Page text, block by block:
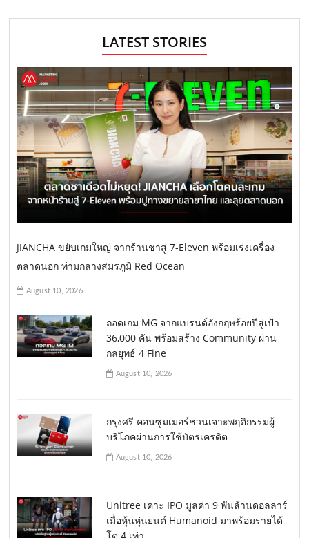
LATEST STORIES
JIANCHA ขยับเกมใหญ่ จากร้านชาสู่ 7-Eleven พร้อมเร่งเครื่อง
ตลาดนอก ท่ามกลางสมรภูมิ Red Ocean
August 10, 2026
ถอดเกม MG จากแบรนด์อังกฤษร้อยปีสู่เป้า
36,000 คัน พร้อมสร้าง Community ผ่าน
กลยุทธ์ 4 Fine
August 10, 2026
กรุงศรี คอนซูมเมอร์ชวนเจาะพฤติกรรมผู้
บริโภคผ่านการใช้บัตรเครดิต
August 10, 2026
Unitree เคาะ IPO มูลค่า 9 พันล้านดอลลาร์
เมื่อหุ้นหุ่นยนต์ Humanoid มาพร้อมรายได้
โต 4 เท่า